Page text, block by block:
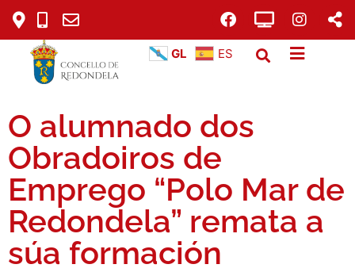
GL ES
O alumnado dos
Obradoiros de
Emprego “Polo Mar de
Redondela” remata a
súa formación